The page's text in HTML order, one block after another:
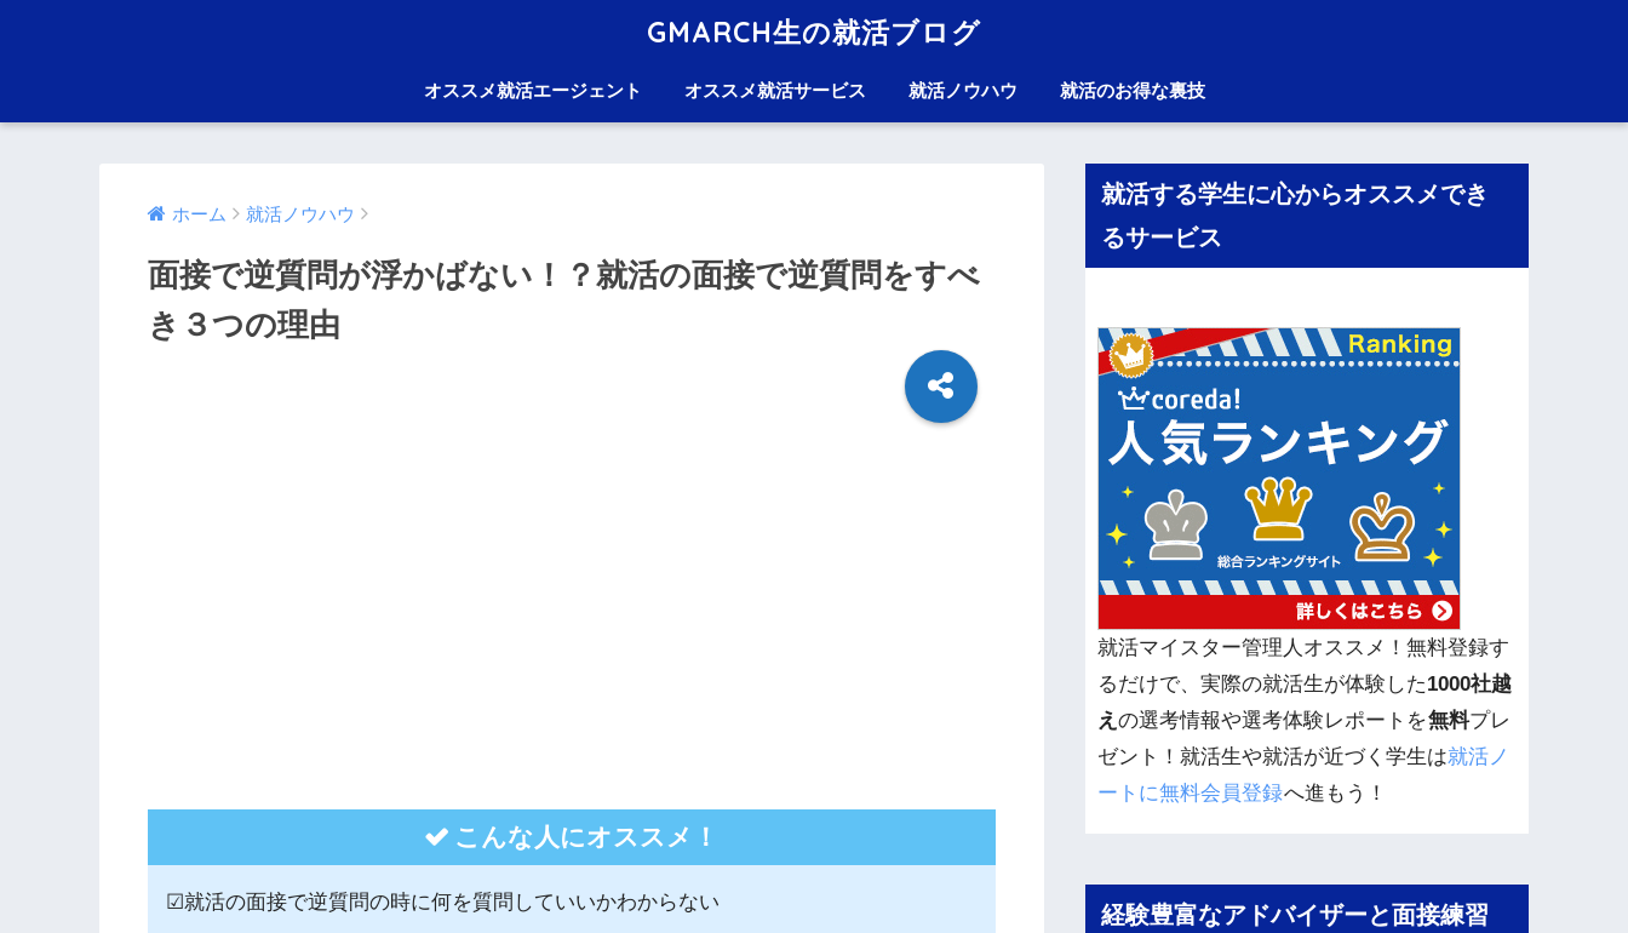
GMARCH生の就活ブログ
オススメ就活エージェント オススメ就活サービス 就活ノウハウ 就活のお得な裏技
ホーム 就活ノウハウ
面接で逆質問が浮かばない！？就活の面接で逆質問をすべ
き３つの理由
こんな人にオススメ！
☑就活の面接で逆質問の時に何を質問していいかわからない
就活する学生に心からオススメでき
るサービス
就活マイスター管理人オススメ！無料登録す
るだけで、実際の就活生が体験した1000社越
えの選考情報や選考体験レポートを無料プレ
ゼント！就活生や就活が近づく学生は就活ノ
ートに無料会員登録へ進もう！
経験豊富なアドバイザーと面接練習